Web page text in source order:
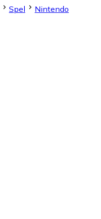
Spel
Nintendo